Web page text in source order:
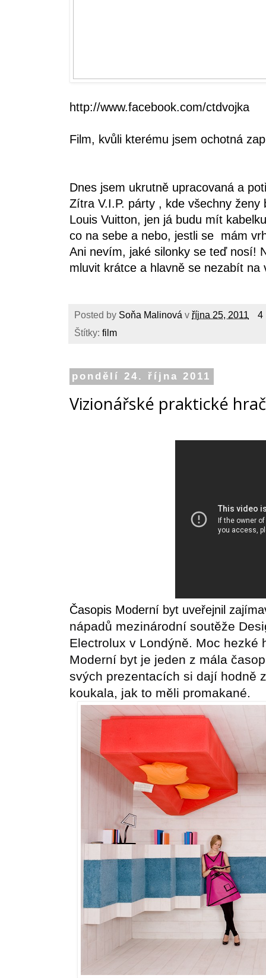
http://www.facebook.com/ctdvojka
Film, kvůli kterému jsem ochotná
Dnes jsem ukrutně upracovaná a
Zítra V.I.P. párty , kde všechny
Louis Vuitton, jen já budu mít
co na sebe a nebo, jestli se mám
Ani nevím, jaké silonky se teď nosí!
mluvit krátce a hlavně se nezabít na
Posted by Soňa Malinová v října 25, 2011
4
Štítky: film
pondělí 24. října 2011
Vizionářské praktické
Časopis Moderní byt uveřejnil
nápadů mezinárodní soutěže
Electrolux v Londýně. Moc hezké
Moderní byt je jeden z mála
svých prezentacích si dají hodně
koukala, jak to měli promakané.